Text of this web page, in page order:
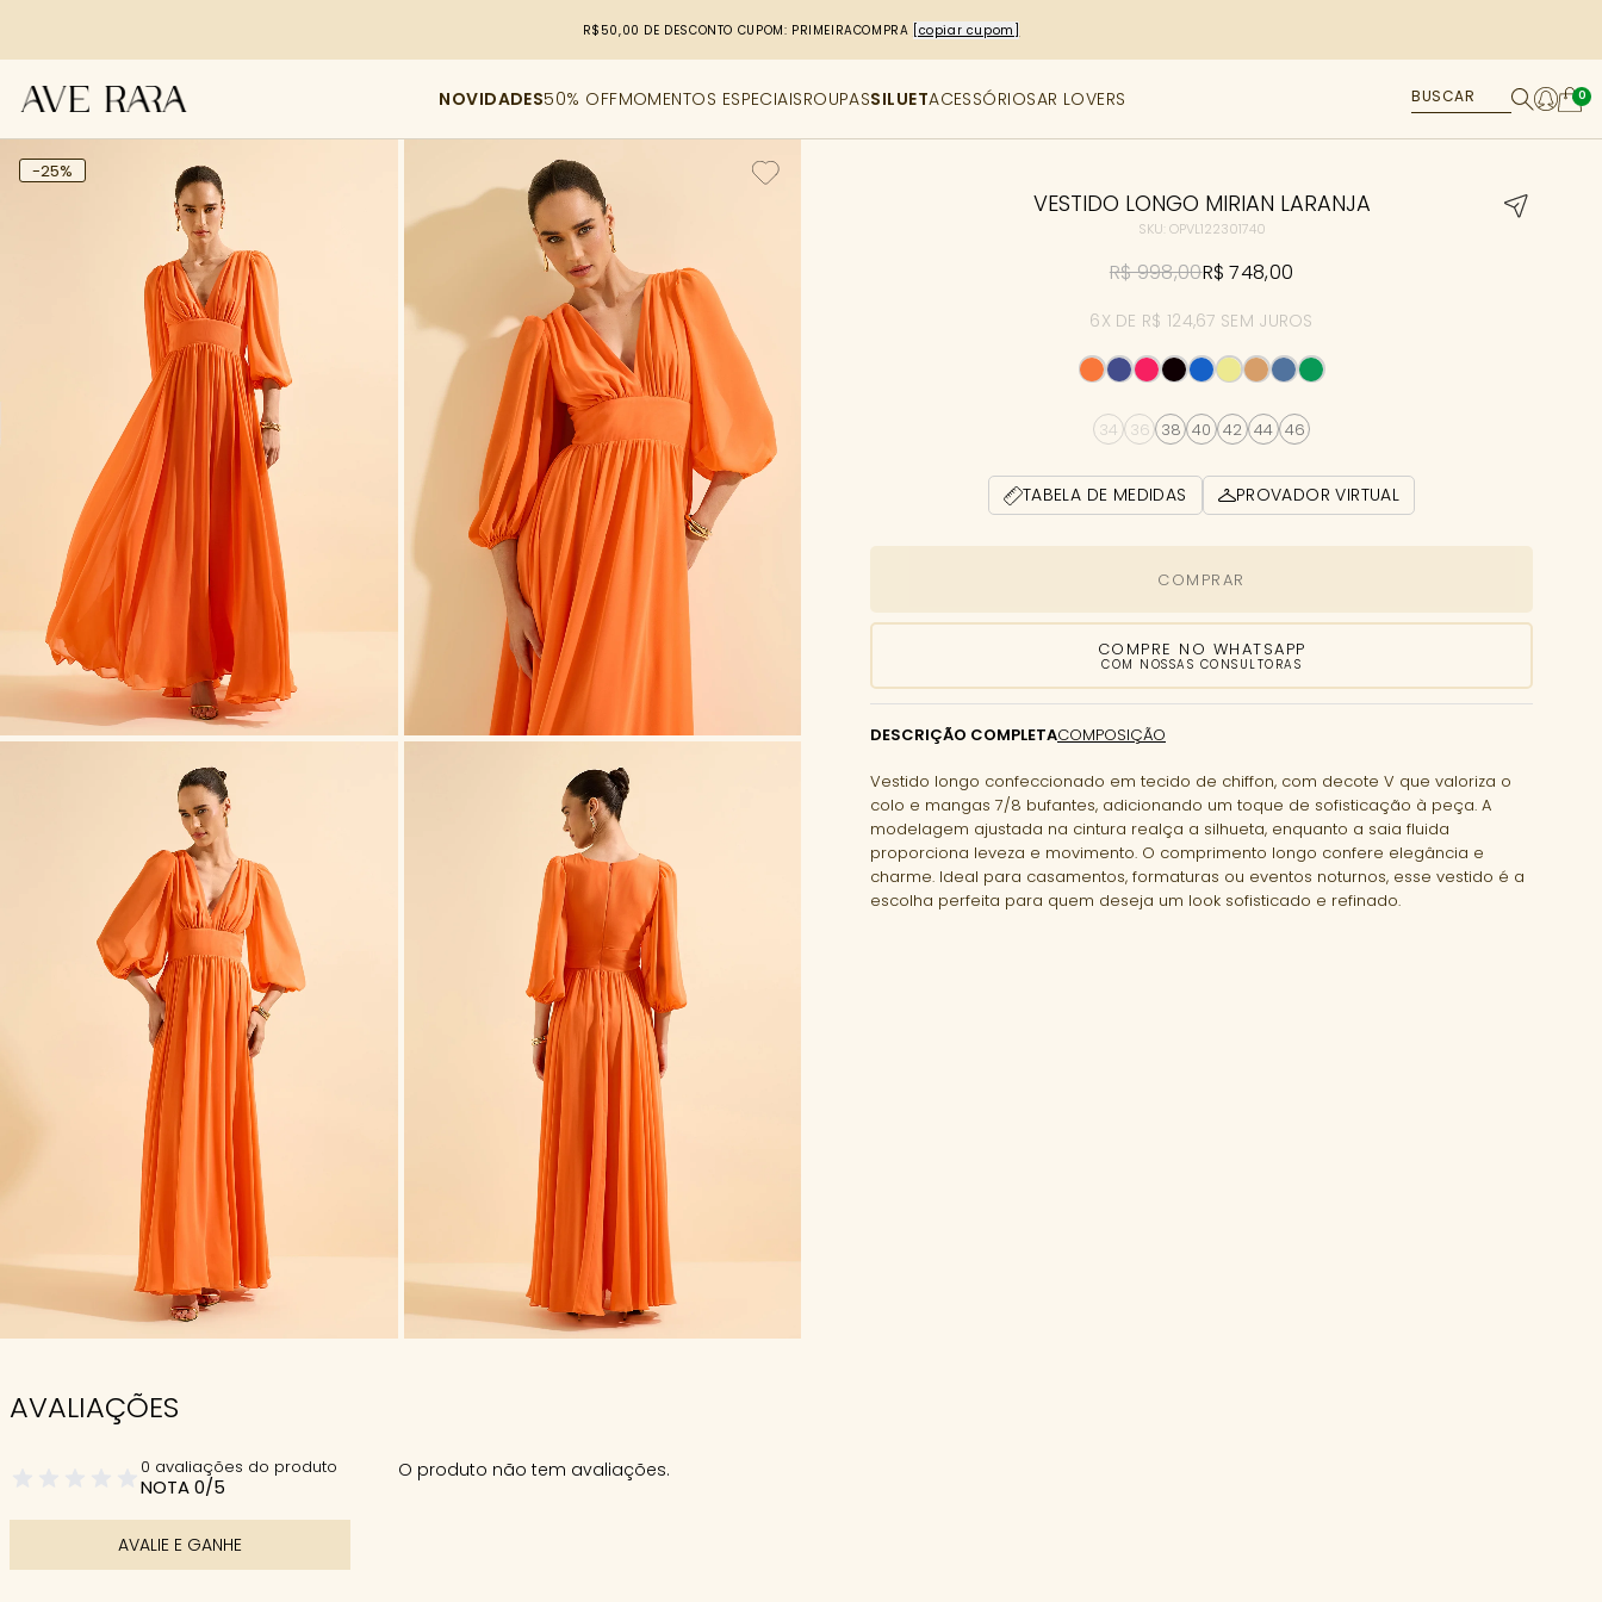
R$50,00 DE DESCONTO CUPOM: PRIMEIRACOMPRA [copiar cupom]
NOVIDADES50% OFFMOMENTOS ESPECIAISROUPASSILUETACESSÓRIOSAR LOVERS 0
-25%
VESTIDO LONGO MIRIAN LARANJA
SKU: OPVL122301740
R$ 998,00R$ 748,00
6X DE R$ 124,67 SEM JUROS
34 36 38 40 42 44 46
TABELA DE MEDIDAS PROVADOR VIRTUAL
COMPRAR
COMPRE NO WHATSAPP
COM NOSSAS CONSULTORAS
DESCRIÇÃO COMPLETACOMPOSIÇÃO
Vestido longo confeccionado em tecido de chiffon, com decote V que valoriza o
colo e mangas 7/8 bufantes, adicionando um toque de sofisticação à peça. A
modelagem ajustada na cintura realça a silhueta, enquanto a saia fluida
proporciona leveza e movimento. O comprimento longo confere elegância e
charme. Ideal para casamentos, formaturas ou eventos noturnos, esse vestido é a
escolha perfeita para quem deseja um look sofisticado e refinado.
AVALIAÇÕES
0 avaliações do produto
NOTA 0/5
AVALIE E GANHE
O produto não tem avaliações.